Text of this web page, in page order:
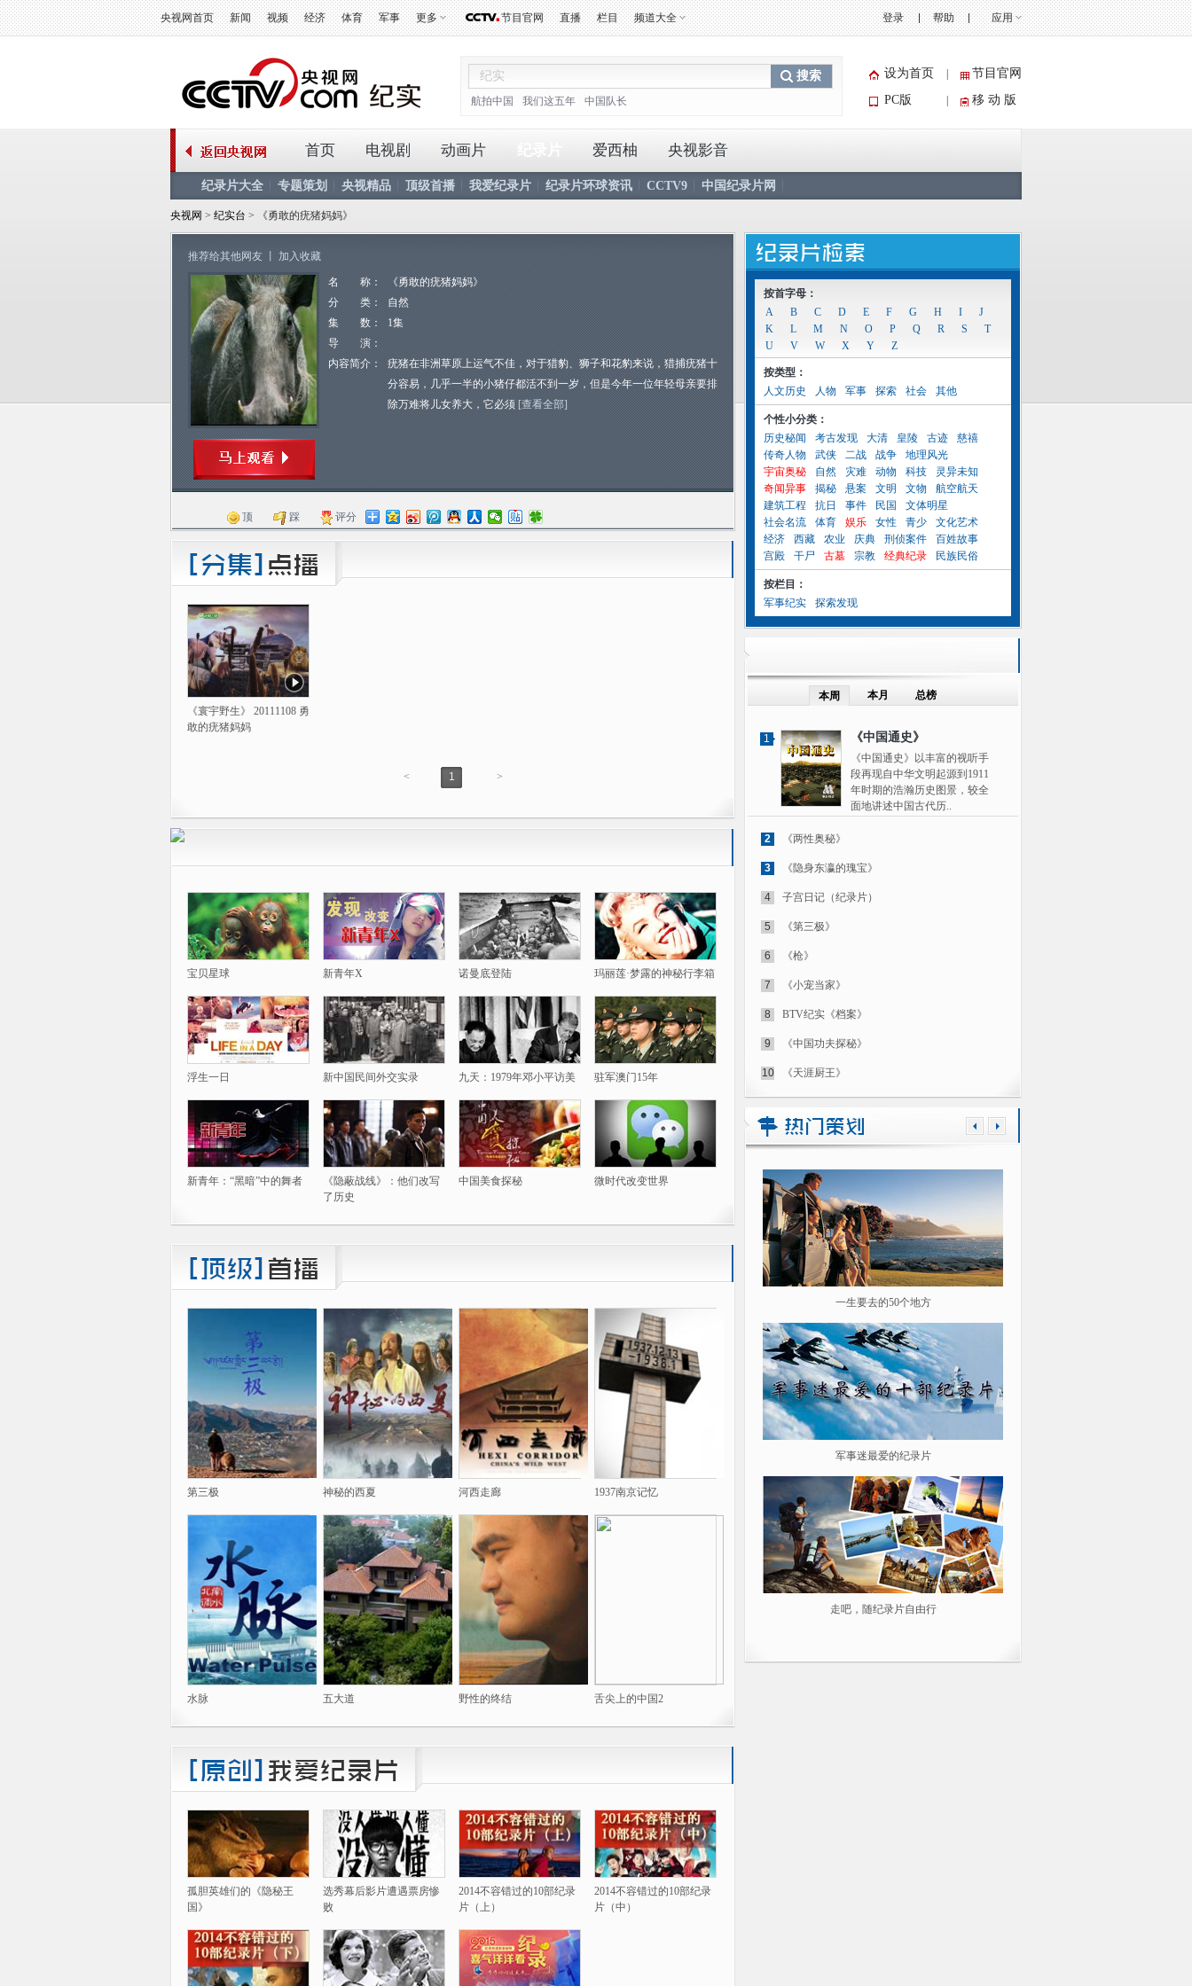
央视网首页 新闻 视频 经济 体育 军事 更多 节目官网 直播 栏目 频道大全 帮助 应用
登录
搜索
航拍中国 我们这五年 中国队长
设为首页
节目官网
PC版
移 动 版
首页 电视剧 动画片
纪录片大全 专题策划 央视精品 顶级首播 我爱纪录片 纪录片环球资讯 CCTV9 中国纪录片网
爱西柚 央视影音
央视网 > 纪实台 > 《勇敢的疣猪妈妈》
推荐给其他网友 加入收藏
名 称：
《勇敢的疣猪妈妈》
分 类：
自然
集 数：
1集
导 演：
内容简介：
疣猪在非洲草原上运气不佳，对于猎豹、狮子和花豹来说，猎捕疣猪十
分容易，几乎一半的小猪仔都活不到一岁，但是今年一位年轻母亲要排
除万难将儿女养大，它必须 [查看全部]
顶 踩 评分
《寰宇野生》 20111108 勇
敢的疣猪妈妈
< 1 >
宝贝星球 新青年X 诺曼底登陆 玛丽莲·梦露的神秘行李箱
浮生一日 新中国民间外交实录 九天：1979年邓小平访美 驻军澳门15年
新青年：“黑暗”中的舞者
《隐蔽战线》：他们改写
了历史
中国美食探秘 微时代改变世界
第三极 神秘的西夏 河西走廊 1937南京记忆
水脉 五大道 野性的终结 舌尖上的中国2
孤胆英雄们的《隐秘王
国》
选秀幕后影片遭遇票房惨
败
2014不容错过的10部纪录
片（上）
2014不容错过的10部纪录
片（中）
按首字母：
A
B C D E F G H I
J
K
L M N O P Q R S
T
U
V W X Y Z
按类型：
人文历史
人物 军事 探索 社会 其他
个性小分类：
历史秘闻
考古发现 大清 皇陵 古迹
慈禧
传奇人物
武侠 二战 战争
地理风光
宇宙奥秘
自然 灾难 动物 科技
灵异未知
奇闻异事
揭秘 悬案 文明 文物
航空航天
建筑工程
抗日 事件 民国
文体明星
社会名流
体育 娱乐 女性 青少
文化艺术
经济
西藏 农业 庆典 刑侦案件
百姓故事
宫殿
干尸 古墓 宗教 经典纪录 民族民俗
按栏目：
军事纪实
探索发现
本周 本月 总榜
1 《中国通史》
《中国通史》以丰富的视听手
段再现自中华文明起源到1911
年时期的浩瀚历史图景，较全
面地讲述中国古代历..
2 《两性奥秘》
3 《隐身东瀛的瑰宝》
4 子宫日记（纪录片）
5 《第三极》
6 《枪》
7 《小宠当家》
8 BTV纪实《档案》
9 《中国功夫探秘》
10 《天涯厨王》
一生要去的50个地方
军事迷最爱的纪录片
走吧，随纪录片自由行